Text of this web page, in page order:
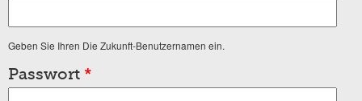
Geben Sie Ihren Die Zukunft-Benutzernamen ein.
Passwort *